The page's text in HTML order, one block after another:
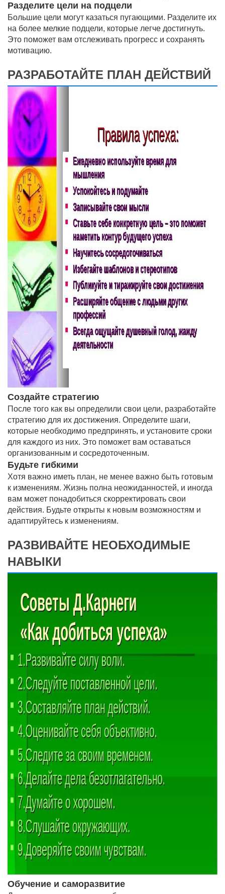
Разделите цели на подцели
Большие цели могут казаться пугающими. Разделите их
на более мелкие подцели, которые легче достигнуть.
Это поможет вам отслеживать прогресс и сохранять
мотивацию.
РАЗРАБОТАЙТЕ ПЛАН ДЕЙСТВИЙ
Создайте стратегию
После того как вы определили свои цели, разработайте
стратегию для их достижения. Определите шаги,
которые необходимо предпринять, и установите сроки
для каждого из них. Это поможет вам оставаться
организованным и сосредоточенным.
Будьте гибкими
Хотя важно иметь план, не менее важно быть готовым
к изменениям. Жизнь полна неожиданностей, и иногда
вам может понадобиться скорректировать свои
действия. Будьте открыты к новым возможностям и
адаптируйтесь к изменениям.
РАЗВИВАЙТЕ НЕОБХОДИМЫЕ
НАВЫКИ
Обучение и саморазвитие